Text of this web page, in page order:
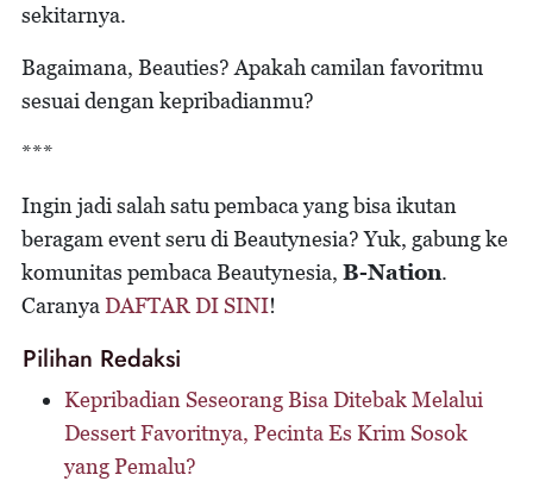
sekitarnya.
Bagaimana, Beauties? Apakah camilan favoritmu
sesuai dengan kepribadianmu?
***
Ingin jadi salah satu pembaca yang bisa ikutan
beragam event seru di Beautynesia? Yuk, gabung ke
komunitas pembaca Beautynesia, B-Nation.
Caranya DAFTAR DI SINI!
Pilihan Redaksi
Kepribadian Seseorang Bisa Ditebak Melalui
Dessert Favoritnya, Pecinta Es Krim Sosok
yang Pemalu?